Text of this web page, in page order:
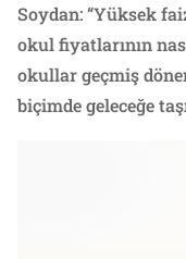
Soydan: “Yüksek
okul fiyatlarının
okullar geçmiş
biçimde geleceğe